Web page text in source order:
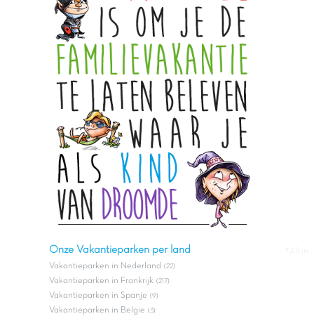
Onze Vakantieparken per land
Vakantieparken in Nederland (22)
Vakantieparken in Frankrijk (217)
Vakantieparken in Spanje (9)
Vakantieparken in Belgie (3)